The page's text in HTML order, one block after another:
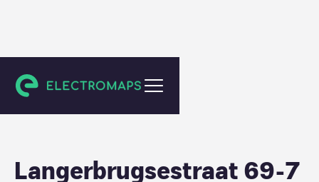
Evergem
Langerbrugsestraat 69-7